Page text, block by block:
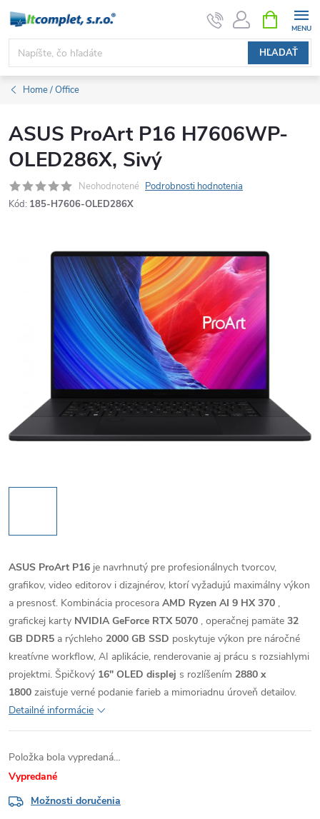
Prejsť
obsah
HĽADAŤ
KOŠÍK
Home / Office
ASUS ProArt P16 H7606WP-
OLED286X, Sivý
Neohodnotené Podrobnosti hodnotenia
Kód: 185-H7606-OLED286X
ASUS ProArt P16 je navrhnutý pre profesionálnych tvorcov,
grafikov, video editorov i dizajnérov, ktorí vyžadujú maximálny výkon
a presnosť. Kombinácia procesora AMD Ryzen AI 9 HX 370 ,
grafickej karty NVIDIA GeForce RTX 5070 , operačnej pamäte 32
GB DDR5 a rýchleho 2000 GB SSD poskytuje výkon pre náročné
kreatívne workflow, AI aplikácie, renderovanie aj prácu s rozsiahlymi
projektmi. Špičkový 16" OLED displej s rozlíšením 2880 x
1800 zaisťuje verné podanie farieb a mimoriadnu úroveň detailov.
Detailné informácie
Položka bola vypredaná…
Vypredané
Možnosti doručenia